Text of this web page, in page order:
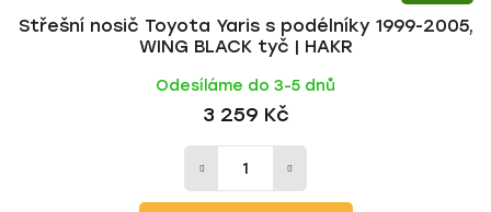
Střešní nosič Toyota Yaris s podélníky 1999-2005,
WING BLACK tyč | HAKR
Odesíláme do 3-5 dnů
3 259 Kč